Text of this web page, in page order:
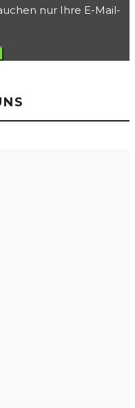
nur Ihre E-Mail-